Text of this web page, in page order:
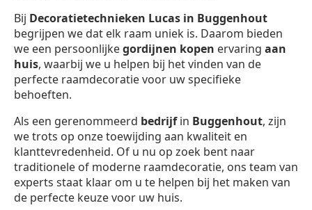
Bij Decoratietechnieken Lucas in Buggenhout
begrijpen we dat elk raam uniek is. Daarom bieden
we een persoonlijkegordijnen kopen ervaring aan
huis, waarbij we u helpen bij het vinden van de
perfecte raamdecoratie voor uw specifieke
behoeften.
Als een gerenommeerd bedrijfin Buggenhout, zijn
we trots op onze toewijding aan kwaliteit en
klanttevredenheid. Of u nu op zoek bent naar
traditionele of moderne raamdecoratie, ons team van
experts staat klaar om u te helpen bij het maken van
de perfecte keuze voor uw huis.